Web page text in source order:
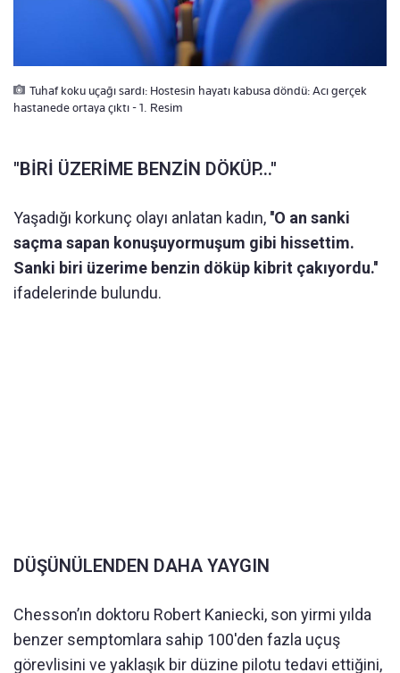
Tuhaf koku uçağı sardı: Hostesin hayatı kabusa döndü: Acı gerçek
hastanede ortaya çıktı - 1. Resim
''BİRİ ÜZERİME BENZİN DÖKÜP...''
Yaşadığı korkunç olayı anlatan kadın, ''O an sanki
saçma sapan konuşuyormuşum gibi hissettim.
Sanki biri üzerime benzin döküp kibrit çakıyordu.''
ifadelerinde bulundu.
DÜŞÜNÜLENDEN DAHA YAYGIN
Chesson’ın doktoru Robert Kaniecki, son yirmi yılda
benzer semptomlara sahip 100'den fazla uçuş
görevlisini ve yaklaşık bir düzine pilotu tedavi ettiğini,